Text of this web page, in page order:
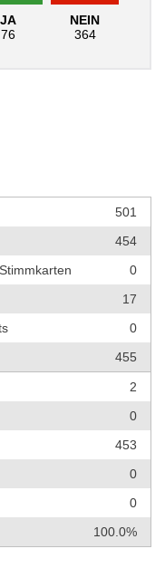
JA
76
NEIN
364
501
454
0
17
0
455
2
0
453
0
0
100.0%